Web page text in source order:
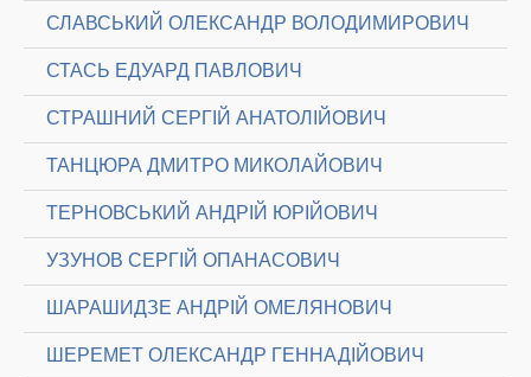
СЛАВСЬКИЙ ОЛЕКСАНДР ВОЛОДИМИРОВИЧ
СТАСЬ ЕДУАРД ПАВЛОВИЧ
СТРАШНИЙ СЕРГІЙ АНАТОЛІЙОВИЧ
ТАНЦЮРА ДМИТРО МИКОЛАЙОВИЧ
ТЕРНОВСЬКИЙ АНДРІЙ ЮРІЙОВИЧ
УЗУНОВ СЕРГІЙ ОПАНАСОВИЧ
ШАРАШИДЗЕ АНДРІЙ ОМЕЛЯНОВИЧ
ШЕРЕМЕТ ОЛЕКСАНДР ГЕННАДІЙОВИЧ